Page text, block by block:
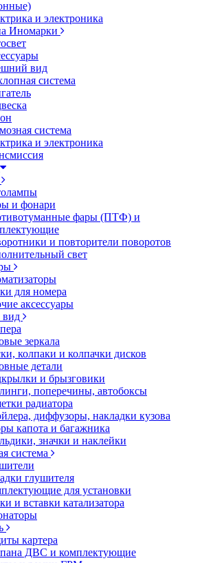
и электроника
Иномарки
вид
система
система
и электроника
и фонари
фары (ПТФ) и
и повторители поворотов
свет
для номера
аксессуары
зеркала
колпаки и колпачки дисков
детали
и брызговики
поперечины, автобоксы
радиатора
диффузоры, накладки кузова
капота и багажника
значки и наклейки
система
глушителя
для установки
и вставки катализатора
картера
ДВС и комплектующие